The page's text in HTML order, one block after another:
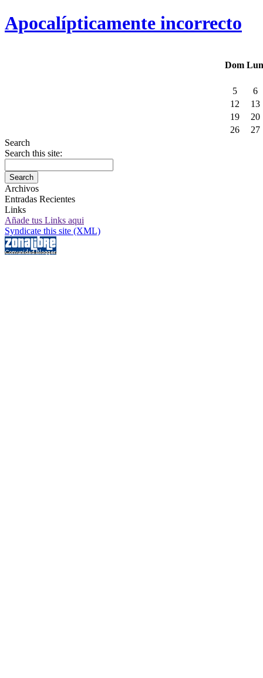
Apocalípticamente incorrecto
Dom Lun
5
6
12
13
19
20
26
27
Search
Search this site:
Archivos
Entradas Recientes
Links
Añade tus Links aqui
Syndicate this site (XML)